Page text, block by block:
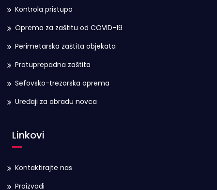
Kontrola pristupa
Oprema za zaštitu od COVID-19
Perimetarska zaštita objekata
Protuprepadna zaštita
Sefovsko-trezorska oprema
Uređaji za obradu novca
Linkovi
Kontaktirajte nas
Proizvodi